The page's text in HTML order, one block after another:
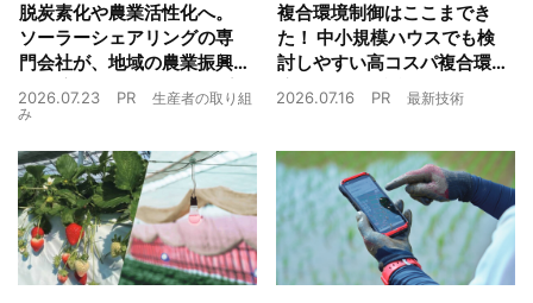
脱炭素化や農業活性化へ。
ソーラーシェアリングの専
門会社が、地域の農業振興
や経済循環をワンストップ
でサポート
2026.07.23 PR
生産者の取り組
み
複合環境制御はここまでき
た！ 中小規模ハウスでも検
討しやすい高コスパ複合環
境制御装置が誕生
2026.07.16 PR 最新技術